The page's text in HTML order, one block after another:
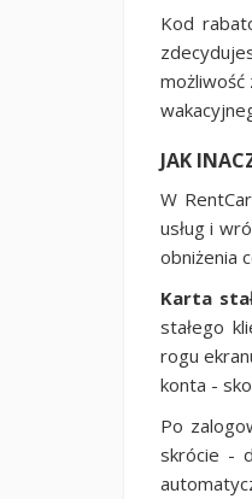
Kod
JAK
W
usług i
obniżenia
Karta
stałego
rogu
konta -
Po
skrócie -